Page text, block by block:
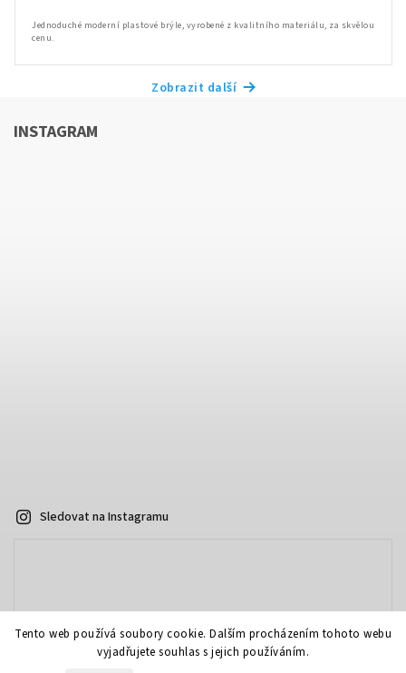
Tento web používá soubory cookie. Dalším procházením tohoto webu
vyjadřujete souhlas s jejich používáním.
Jednoduché moderní plastové brýle, vyrobené z kvalitního materiálu, za skvělou
Zobrazit další
INSTAGRAM
Sledovat na Instagramu